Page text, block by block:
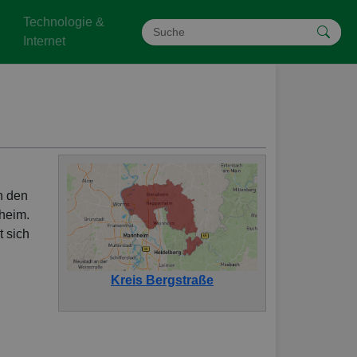
Technologie &
Internet
den
sich
Kreis Bergstraße